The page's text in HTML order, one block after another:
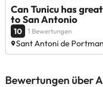
Can Tunicu has
to San Antonio
10 1 Bewertungen
Sant Antoni de
Bewertungen über